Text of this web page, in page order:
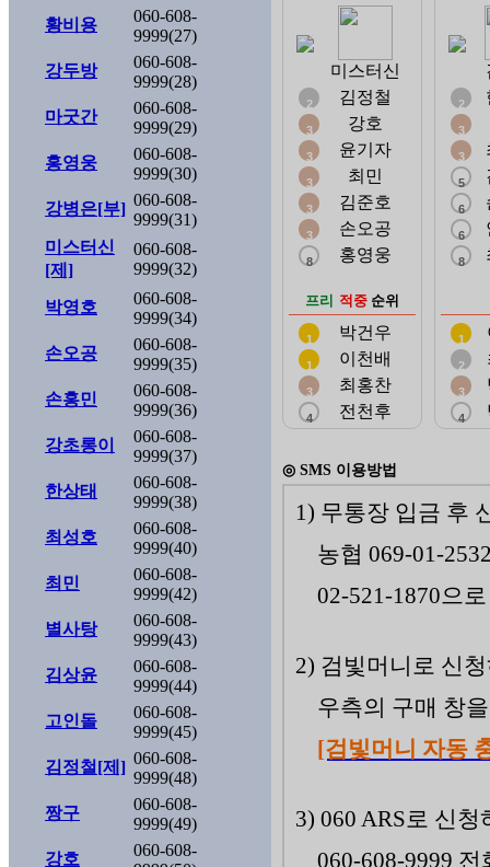
황비용
060-608-
9999(27)
강두방
060-608-
9999(28)
마굿간
060-608-
9999(29)
홍영웅
060-608-
9999(30)
강병은[부] 060-608-
9999(31)
미스터신
[제]
060-608-
9999(32)
박영호
060-608-
9999(34)
손오공
060-608-
9999(35)
손홍민
060-608-
9999(36)
강초롱이
060-608-
9999(37)
한상태
060-608-
9999(38)
최성호
060-608-
9999(40)
최민
060-608-
9999(42)
별사탕
060-608-
9999(43)
김상윤
060-608-
9999(44)
고인돌
060-608-
9999(45)
김정철[제] 060-608-
9999(48)
짱구
060-608-
9999(49)
강호
060-608-
미스터신
2 김정철
3 강호
3 윤기자
3 최민
3 김준호
3 손오공
8 홍영웅
프리 적중 순위
1 박건우
1 이천배
3 최홍찬
4 전천후
2
3
3
5
6
6
8
1
2
3
4
◎ SMS 이용방법
1) 무통장 입금 후
농협 069-01-
02-521-1870으
2) 검빛머니로 신
우측의 구매 창
[검빛머니 자동
3) 060 ARS로 신청
060-608-9999